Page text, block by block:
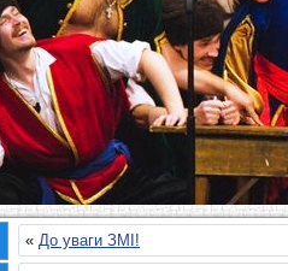
« До уваги ЗМІ!